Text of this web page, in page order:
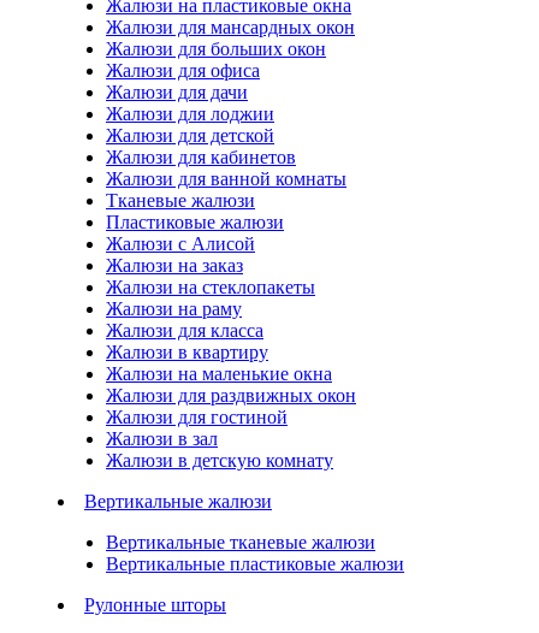
Жалюзи на пластиковые окна
Жалюзи для мансардных окон
Жалюзи для больших окон
Жалюзи для офиса
Жалюзи для дачи
Жалюзи для лоджии
Жалюзи для детской
Жалюзи для кабинетов
Жалюзи для ванной комнаты
Тканевые жалюзи
Пластиковые жалюзи
Жалюзи с Алисой
Жалюзи на заказ
Жалюзи на стеклопакеты
Жалюзи на раму
Жалюзи для класса
Жалюзи в квартиру
Жалюзи на маленькие окна
Жалюзи для раздвижных окон
Жалюзи для гостиной
Жалюзи в зал
Жалюзи в детскую комнату
Вертикальные жалюзи
Вертикальные тканевые жалюзи
Вертикальные пластиковые жалюзи
Рулонные шторы